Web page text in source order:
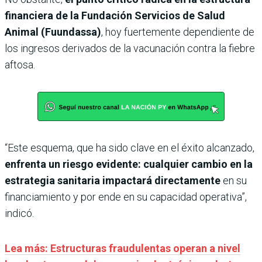
financiera de la Fundación Servicios de Salud
Animal (Fuundassa), hoy fuertemente dependiente de
los ingresos derivados de la vacunación contra la fiebre
aftosa.
“Este esquema, que ha sido clave en el éxito alcanzado,
enfrenta un riesgo evidente: cualquier cambio en la
estrategia sanitaria impactará directamente en su
financiamiento y por ende en su capacidad operativa”,
indicó.
Lea más: Estructuras fraudulentas operan a nivel